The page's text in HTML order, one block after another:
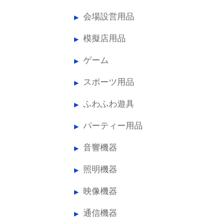
会場設営用品
模擬店用品
ゲーム
スポーツ用品
ふわふわ遊具
パーティー用品
音響機器
照明機器
映像機器
通信機器